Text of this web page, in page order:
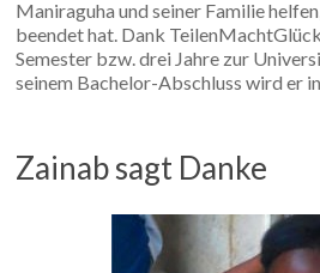
Maniraguha und seiner Familie
beendet hat. Dank
Semester bzw. drei Jahre zur
seinem Bachelor-Abschluss wird er
Zainab sagt Danke